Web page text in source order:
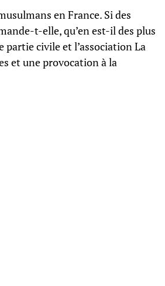
en France. Si des
t-elle, qu’en est-il des plus
partie civile et l’association La
et une provocation à la